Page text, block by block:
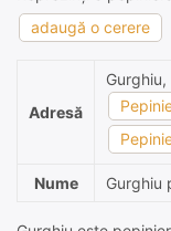
adaugă o cerere
Adresă
Gurghiu,
Nume Gurghiu